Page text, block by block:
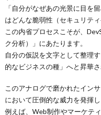
「自分がなぜあの光景に目を
はどんな脆弱性（セキュリテ
この内省プロセスこそが、
ク分析）」にあたります。
自分の仮説を文字として整理
的なビジネスの種」へと昇華さ
このアナログで磨かれたイン
において圧倒的な威力を発揮し
例えば、Web制作やマーケテ